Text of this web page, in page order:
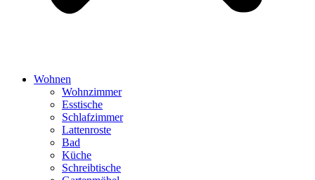
Wohnen
Wohnzimmer
Esstische
Schlafzimmer
Lattenroste
Bad
Küche
Schreibtische